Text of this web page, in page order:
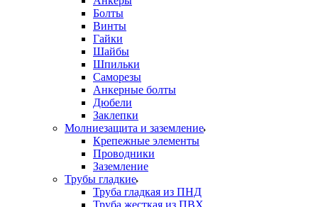
Болты
Винты
Гайки
Шайбы
Шпильки
Саморезы
Анкерные болты
Дюбели
Заклепки
Молниезащита и заземление
Крепежные элементы
Проводники
Заземление
Трубы гладкие
Труба гладкая из ПНД
Труба жесткая из ПВХ